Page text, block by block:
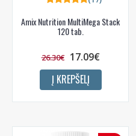
Amix Nutrition MultiMega Stack
120 tab.
26.30€ 17.09€
Į KREPŠELĮ